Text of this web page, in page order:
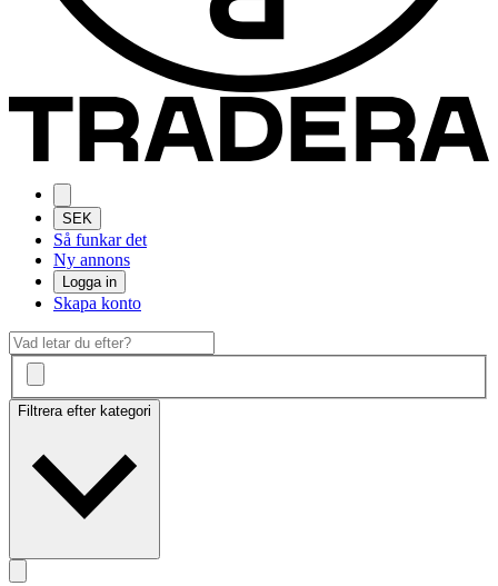
SEK
Så funkar det
Ny annons
Logga in
Skapa konto
Filtrera efter kategori